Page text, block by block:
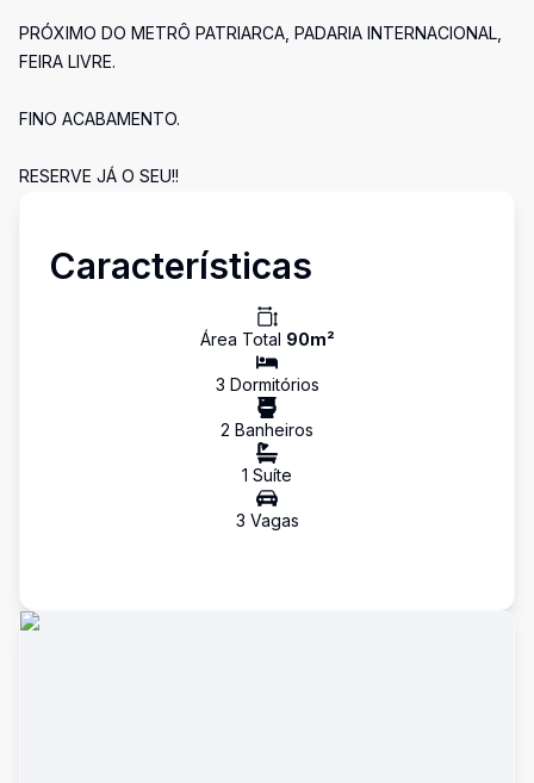
PRÓXIMO DO METRÔ PATRIARCA, PADARIA INTERNACIONAL,
FEIRA LIVRE.
FINO ACABAMENTO.
RESERVE JÁ O SEU!!
Características
Área Total 90m²
3 Dormitórios
2 Banheiros
1 Suíte
3 Vagas